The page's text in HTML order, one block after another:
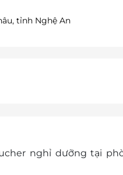
tỉnh Nghệ An
nghỉ dưỡng tại